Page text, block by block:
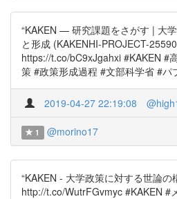
“KAKEN — 研究課題をさがす | 大
と形成 (KAKENHI-PROJECT-
https://t.co/bC9xJgahxi #KAKEN #
策 #政策形成過程 #文部科学省 #パ
2019-04-27 22:19:08
1 @morino17
“KAKEN - 大学政策に対する世論
http://t.co/WutrFGvmyc #KAKEN #